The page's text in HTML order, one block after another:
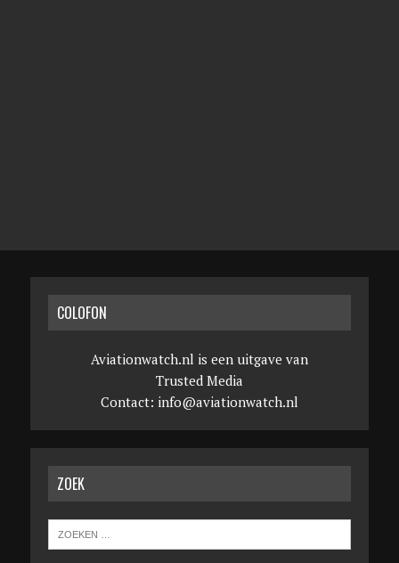
COLOFON
Aviationwatch.nl is een uitgave van
Trusted Media
Contact: info@aviationwatch.nl
ZOEK